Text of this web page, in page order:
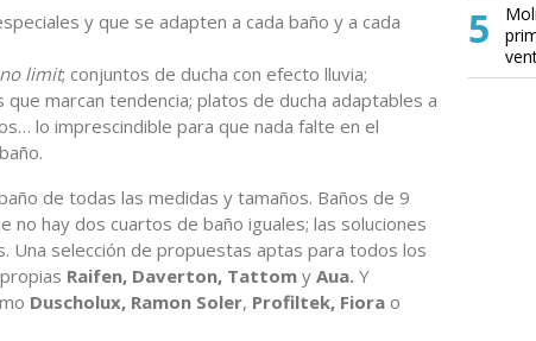
y que se adapten a cada baño y a cada
no limit; conjuntos de ducha con efecto lluvia;
marcan tendencia; platos de ducha adaptables a
lo imprescindible para que nada falte en el
de todas las medidas y tamaños. Baños de 9
no hay dos cuartos de baño iguales; las soluciones
Una selección de propuestas aptas para todos los
Raifen, Daverton, Tattom y Aua. Y
Duscholux, Ramon Soler, Profiltek, Fiora o
5